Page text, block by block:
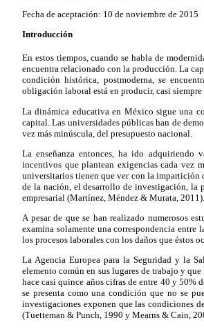
Fecha de aceptación: 10 de noviembre de 2015
Introducción
En estos tiempos, cuando se habla de
encuentra relacionado con la producción. La
condición histórica, postmoderna, se
obligación laboral está en producir, casi
La dinámica educativa en México sigue una
capital. Las universidades públicas han de
vez más minúscula, del presupuesto nacional.
La enseñanza entonces, ha ido adquiriendo
incentivos que plantean exigencias cada vez
universitarios tienen que ver con la impartición
de la nación, el desarrollo de investigación, la
empresarial (Martínez, Méndez & Murata, 2011).
A pesar de que se han realizado numerosos
examina solamente una correspondencia
los procesos laborales con los daños que éstos
La Agencia Europea para la Seguridad y la
elemento común en sus lugares de trabajo y
hace casi quince años cifras de entre 40 y 50%
se presenta como una condición que no se
investigaciones exponen que las condiciones
(Tuetteman & Punch, 1990 y Mearns & Cain,